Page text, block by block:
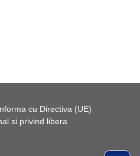
cu Directiva (UE)
si privind libera